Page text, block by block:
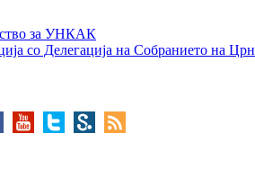
за УНКАК
со Делегација на Собранието на